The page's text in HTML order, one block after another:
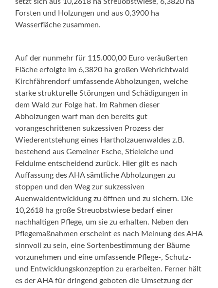
setzt sich aus 10,2618 ha Streuobstwiese, 6,3820 ha
Forsten und Holzungen und aus 0,3900 ha
Wasserfläche zusammen.
Auf der nunmehr für 115.000,00 Euro veräußerten
Fläche erfolgte im 6,3820 ha großen Wehrichtwald
Kirchfährendorf umfassende Abholzungen, welche
starke strukturelle Störungen und Schädigungen in
dem Wald zur Folge hat. Im Rahmen dieser
Abholzungen warf man den bereits gut
vorangeschrittenen sukzessiven Prozess der
Wiederentstehung eines Hartholzauenwaldes z.B.
bestehend aus Gemeiner Esche, Stieleiche und
Feldulme entscheidend zurück. Hier gilt es nach
Auffassung des AHA sämtliche Abholzungen zu
stoppen und den Weg zur sukzessiven
Auenwaldentwicklung zu öffnen und zu sichern. Die
10,2618 ha große Streuobstwiese bedarf einer
nachhaltigen Pflege, um sie zu erhalten. Neben den
Pflegemaßnahmen erscheint es nach Meinung des AHA
sinnvoll zu sein, eine Sortenbestimmung der Bäume
vorzunehmen und eine umfassende Pflege-, Schutz-
und Entwicklungskonzeption zu erarbeiten. Ferner hält
es der AHA für dringend geboten die Umsetzung der